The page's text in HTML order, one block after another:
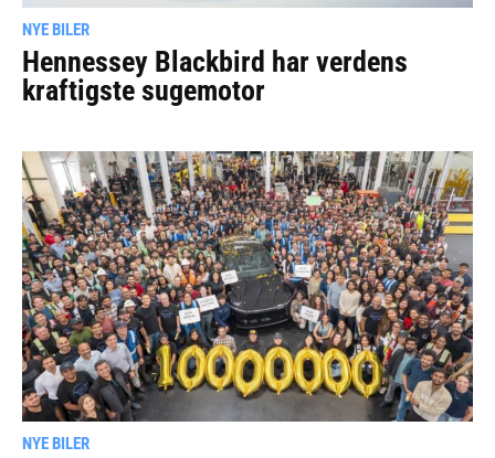
NYE BILER
Hennessey Blackbird har verdens
kraftigste sugemotor
NYE BILER